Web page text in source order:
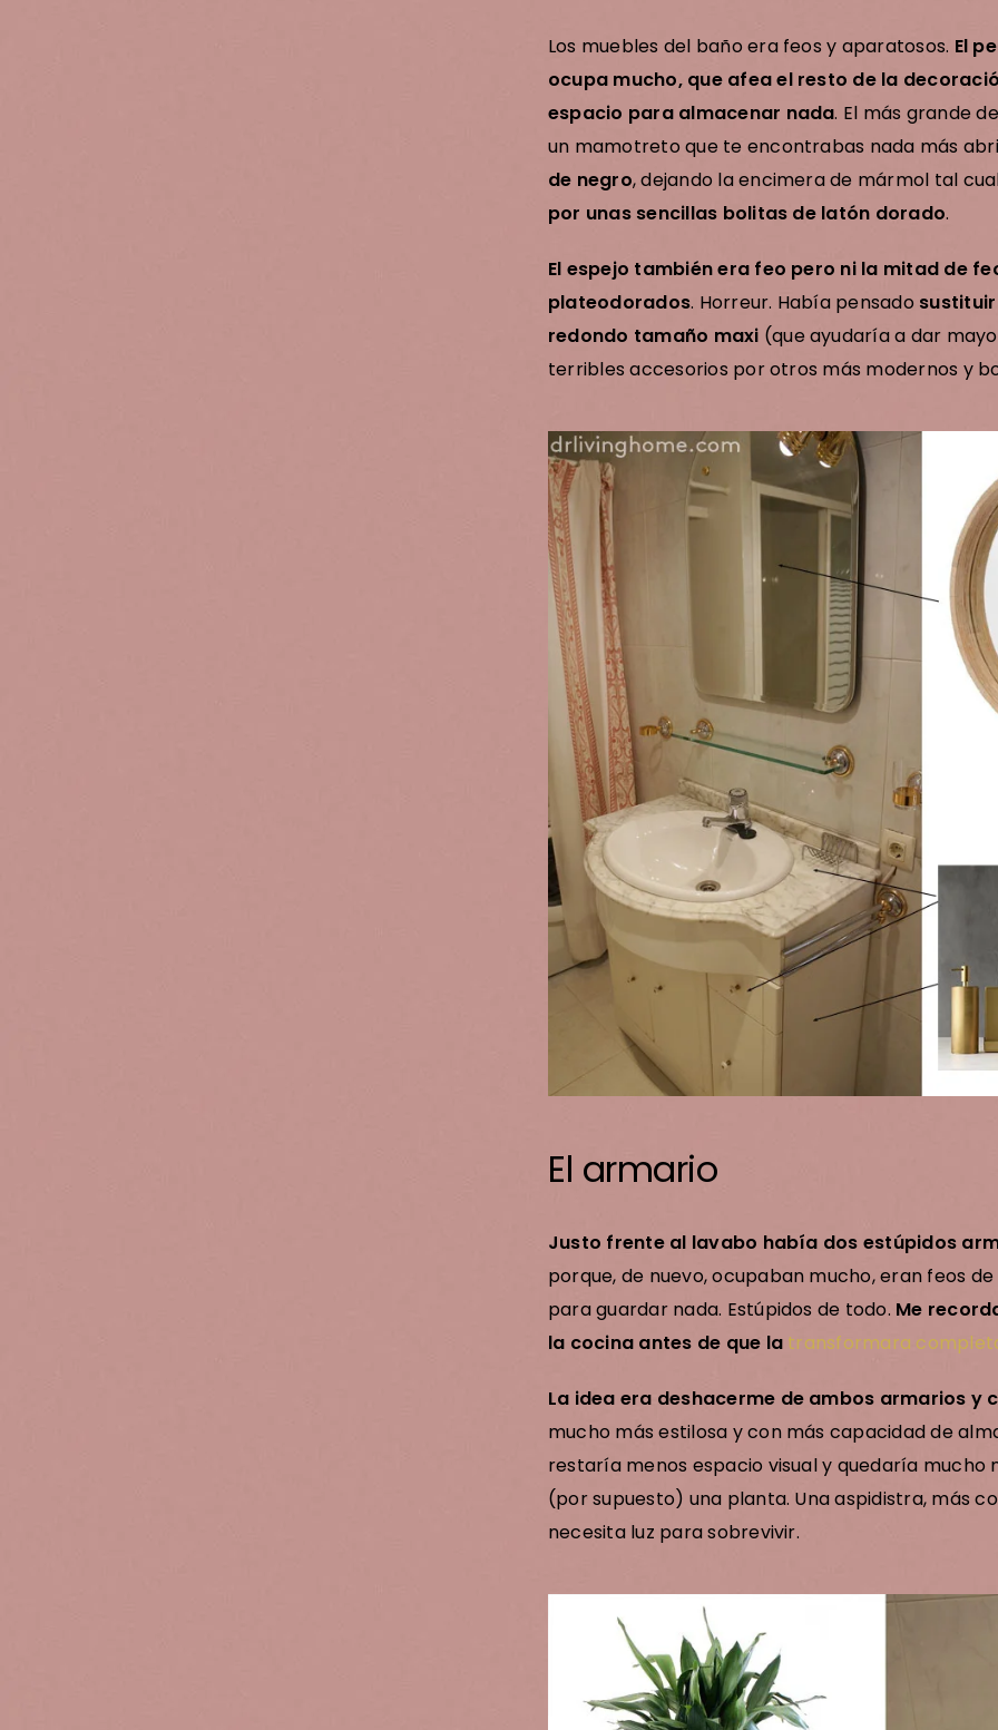
Los muebles del baño era feos y aparatosos. El
ocupa mucho, que afea el resto de la
espacio para almacenar nada. El más grande
un mamotreto que te encontrabas nada más
de negro, dejando la encimera de mármol tal
por unas sencillas bolitas de latón dorado.
El espejo también era feo pero ni la mitad de
plateodorados. Horreur. Había pensado
redondo tamaño maxi (que ayudaría a dar
terribles accesorios por otros más modernos y
El armario
Justo frente al lavabo había dos estúpidos
porque, de nuevo, ocupaban mucho, eran feos
para guardar nada. Estúpidos de todo. Me
la cocina antes de que la transformara
La idea era deshacerme de ambos armarios y
mucho más estilosa y con más capacidad de
restaría menos espacio visual y quedaría mucho
(por supuesto) una planta. Una aspidistra, más
necesita luz para sobrevivir.
Se buscan
espíritus
(que quieran ser)
Haz click aquí para unirte a la
comunidad Dr. Livinghome